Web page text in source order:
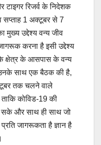
टाइगर रिजर्व के निदेशक
सप्ताह 1 अक्टूबर से 7
मुख्य उद्देश्य वन्य जीव
करना है इसी उद्देश्य
क्षेत्र के आसपास के वन्य
साथ एक बैठक की है,
तक चलने वाले
कोविड-19 की
सके और साथ ही साथ जो
जागरूकता है ज्ञान है